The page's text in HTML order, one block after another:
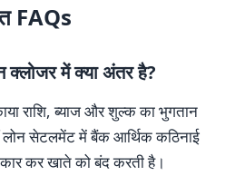
FAQs
में क्या अंतर है?
राशि, ब्याज और शुल्क का भुगतान
सेटलमेंट में बैंक आर्थिक कठिनाई
कर खाते को बंद करती है।